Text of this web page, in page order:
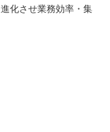
化させ業務効率・集